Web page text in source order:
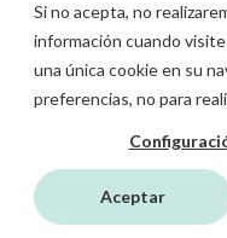
Si no acepta, no
información cuando
una única cookie en su
preferencias, no para
Aceptar
Digital,
mucho